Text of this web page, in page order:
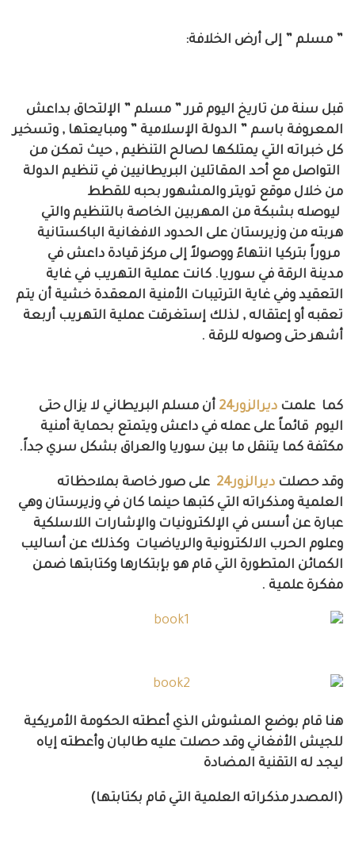
” مسلم ” إلى أرض الخلافة:
قبل سنة من تاريخ اليوم قرر ” مسلم ” الإلتحاق بداعش
المعروفة باسم ” الدولة الإسلامية ” ومبايعتها , وتسخير
كل خبراته التي يمتلكها لصالح التنظيم , حيث تمكن من
التواصل مع أحد المقاتلين البريطانيين في تنظيم الدولة
من خلال موقع تويتر والمشهور بحبه للقطط
ليوصله بشبكة من المهربين الخاصة بالتنظيم والتي
هربته من وزيرستان على الحدود الافغانية الباكستانية
مروراً بتركيا انتهاءً ووصولاً إلى مركز قيادة داعش في
مدينة الرقة في سوريا. كانت عملية التهريب في غاية
التعقيد وفي غاية الترتيبات الأمنية المعقدة خشية أن يتم
تعقبه أو إعتقاله , لذلك إستغرقت عملية التهريب أربعة
أشهر حتى وصوله للرقة .
كما علمت ديرالزور24
أن مسلم البريطاني لا يزال حتى
اليوم قائماً على عمله في داعش ويتمتع بحماية أمنية
مكثفة كما يتنقل ما بين سوريا والعراق بشكل سري جداً.
وقد حصلت ديرالزور24
على صور خاصة بملاحظاته
العلمية ومذكراته التي كتبها حينما كان في وزيرستان وهي
عبارة عن أسس في الإلكترونيات والإشارات اللاسلكية
وعلوم الحرب الالكترونية والرياضيات وكذلك عن أساليب
الكمائن المتطورة التي قام هو بإبتكارها وكتابتها ضمن
مفكرة علمية .
هنا قام بوضع المشوش الذي أعطته الحكومة الأمريكية
للجيش الأفغاني وقد حصلت عليه طالبان وأعطته إياه
ليجد له التقنية المضادة
(المصدر مذكراته العلمية التي قام بكتابتها)